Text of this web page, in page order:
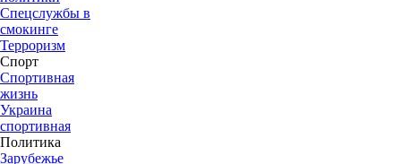
Спецслужбы в
смокинге
Терроризм
Спорт
Спортивная
жизнь
Украина
спортивная
Политика
Зарубежье